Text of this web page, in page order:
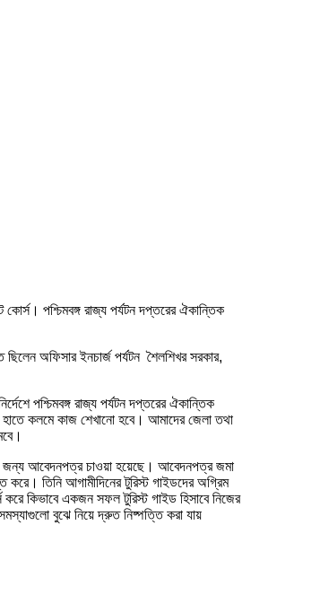
পশ্চিমবঙ্গ রাজ্য পর্যটন দপ্তরের ঐকান্তিক
অফিসার ইনচার্জ পর্যটন শৈলশিখর সরকার,
পশ্চিমবঙ্গ রাজ্য পর্যটন দপ্তরের ঐকান্তিক
হাতে কলমে কাজ শেখানো হবে। আমাদের জেলা তথা
জন্য আবেদনপত্র চাওয়া হয়েছে। আবেদনপত্র জমা
তিনি আগামীদিনের টুরিস্ট গাইডদের অগ্রিম
করে কিভাবে একজন সফল টুরিস্ট গাইড হিসাবে নিজের
বুঝে নিয়ে দ্রুত নিষ্পত্তি করা যায়